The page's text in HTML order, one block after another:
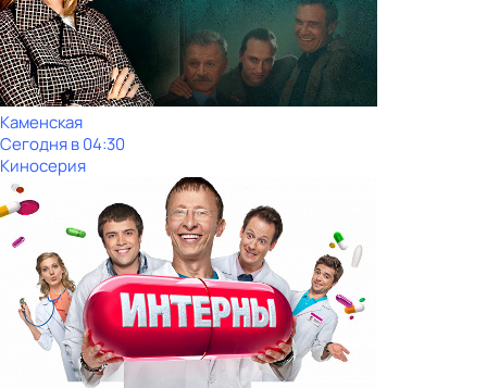
Каменская
Сегодня в 04:30
Киносерия